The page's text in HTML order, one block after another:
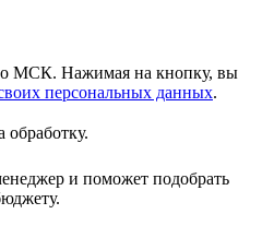
МСК. Нажимая на кнопку, вы
персональных данных.
и поможет подобрать